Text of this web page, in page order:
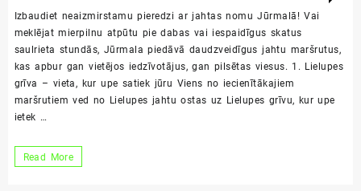
Jūrmalā
Izbaudiet neaizmirstamu pieredzi ar jahtas nomu Jūrmalā! Vai
meklējat mierpilnu atpūtu pie dabas vai iespaidīgus skatus
saulrieta stundās, Jūrmala piedāvā daudzveidīgus jahtu maršrutus,
kas apbur gan vietējos iedzīvotājus, gan pilsētas viesus. 1. Lielupes
grīva – vieta, kur upe satiek jūru Viens no iecienītākajiem
maršrutiem ved no Lielupes jahtu ostas uz Lielupes grīvu, kur upe
ietek …
Populārākie
Read More